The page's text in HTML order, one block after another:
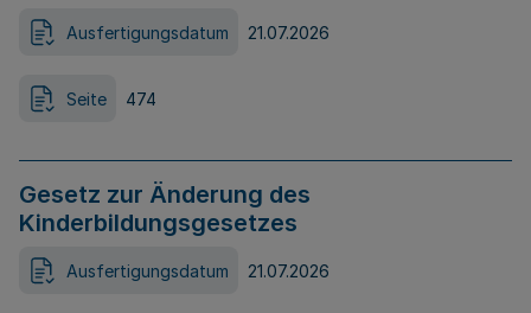
Ausfertigungsdatum 21.07.2026
Seite 474
Gesetz zur Änderung des
Kinderbildungsgesetzes
Ausfertigungsdatum 21.07.2026